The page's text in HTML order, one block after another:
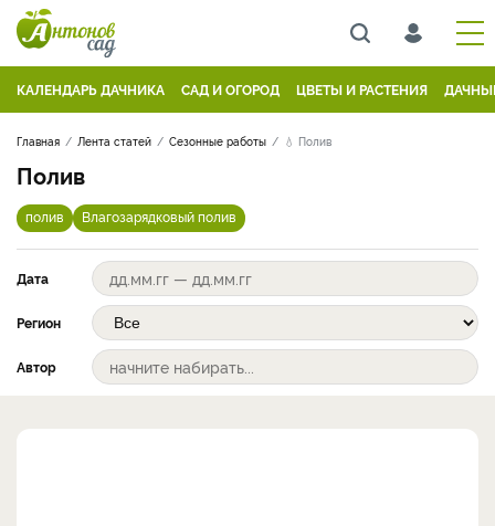
КАЛЕНДАРЬ ДАЧНИКА САД И ОГОРОД ЦВЕТЫ И РАСТЕНИЯ
Главная Лента статей Сезонные работы 💧 Полив
Полив
полив Влагозарядковый полив
Дата
Регион
Автор